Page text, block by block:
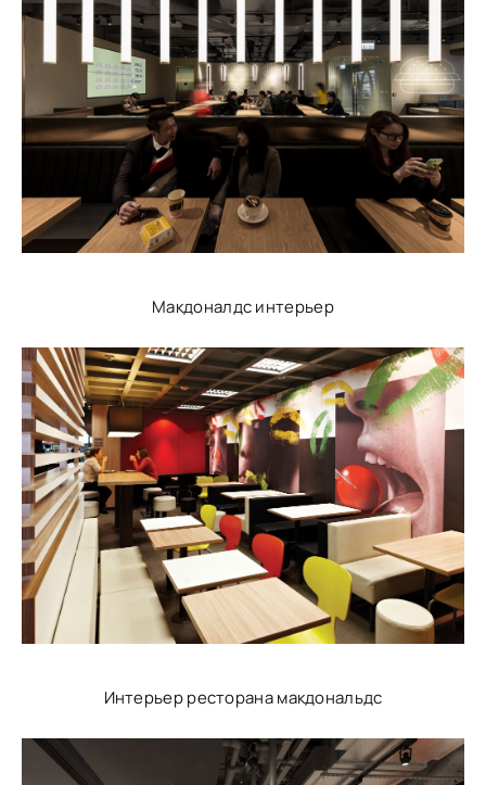
Макдоналдс интерьер
Интерьер ресторана макдональдс